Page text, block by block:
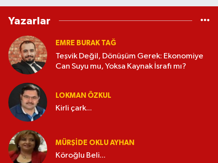
Yazarlar
EMRE BURAK TAĞ
Teşvik Değil, Dönüşüm Gerek: Ekonomiye
Can Suyu mu, Yoksa Kaynak İsrafı mı?
LOKMAN ÖZKUL
Kirli çark...
MÜRŞIDE OKLU AYHAN
Köroğlu Beli...